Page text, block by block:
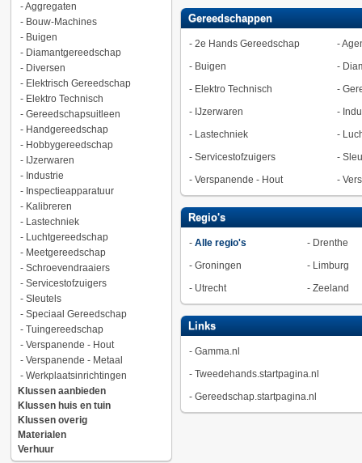
-Aggregaten
- Bouw-Machines
- Buigen
- Diamantgereedschap
- Diversen
- Elektrisch Gereedschap
- Elektro Technisch
- Gereedschapsuitleen
- Handgereedschap
- Hobbygereedschap
- IJzerwaren
- Industrie
- Inspectieapparatuur
- Kalibreren
- Lastechniek
- Luchtgereedschap
- Meetgereedschap
- Schroevendraaiers
- Servicestofzuigers
- Sleutels
- Speciaal Gereedschap
- Tuingereedschap
- Verspanende - Hout
- Verspanende - Metaal
- Werkplaatsinrichtingen
Klussen aanbieden
Klussen huis en tuin
Klussen overig
Materialen
Verhuur
Gereedschappen
- 2e Hands Gereedschap -
- Buigen -
- Elektro Technisch -
- IJzerwaren -
- Lastechniek -
- Servicestofzuigers -
- Verspanende - Hout -
Regio's
- Alle regio's - Drenthe
- Groningen - Limburg
- Utrecht - Zeeland
Links
- Gamma.nl
- Tweedehands.startpagina.nl
- Gereedschap.startpagina.nl